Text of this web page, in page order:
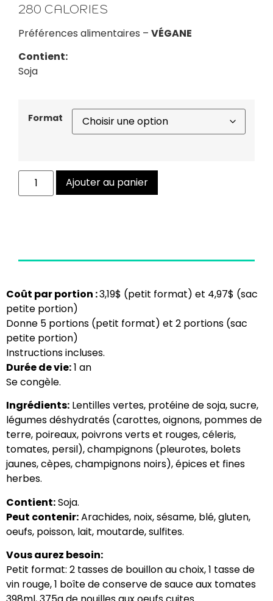
280 CALORIES
Préférences alimentaires – VÉGANE
Contient:
Soja
Format
Ajouter au panier
Coût par portion :3,19$ (petit format) et 4,97$ (sac
petite portion)
Donne 5 portions (petit format) et 2 portions (sac
petite portion)
Instructions incluses.
Durée de vie:1 an
Se congèle.
Ingrédients: Lentilles vertes, protéine de soja, sucre,
légumes déshydratés (carottes, oignons, pommes de
terre, poireaux, poivrons verts et rouges, céleris,
tomates, persil), champignons (pleurotes, bolets
jaunes, cèpes, champignons noirs), épices et fines
herbes.
Contient:Soja.
Peut contenir:Arachides, noix, sésame, blé, gluten,
oeufs, poisson, lait, moutarde, sulfites.
Vous aurez besoin:
Petit format: 2 tasses de bouillon au choix, 1 tasse de
vin rouge, 1 boîte de conserve de sauce aux tomates